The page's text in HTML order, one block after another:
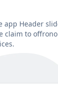
Header
claim to